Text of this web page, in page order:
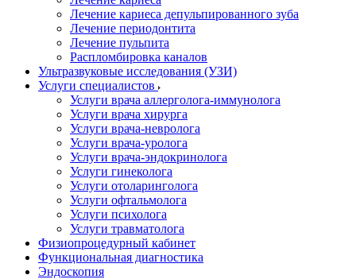
Лечение кариеса депульпированного зуба
Лечение периодонтита
Лечение пульпита
Распломбировка каналов
Ультразвуковые исследования (УЗИ)
Услуги специалистов
Услуги врача аллерголога-иммунолога
Услуги врача хирурга
Услуги врача-невролога
Услуги врача-уролога
Услуги врача-эндокринолога
Услуги гинеколога
Услуги отоларинголога
Услуги офтальмолога
Услуги психолога
Услуги травматолога
Физиопроцедурный кабинет
Функциональная диагностика
Эндоскопия